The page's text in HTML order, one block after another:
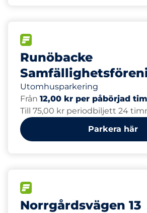
Runöbacke
Utomhusparkering
Från 12,00 kr per påbörjad
Till 75,00 kr periodbiljett 24
Parkera här
Norrgårdsvägen 13